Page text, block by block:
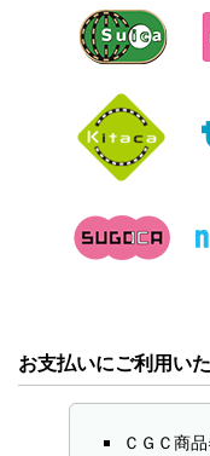
お支払いにご利用い
ＣＧＣ商